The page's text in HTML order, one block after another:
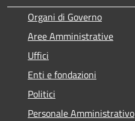
Organi di Governo
Aree Amministrative
Uffici
Enti e fondazioni
Politici
Personale Amministrativo